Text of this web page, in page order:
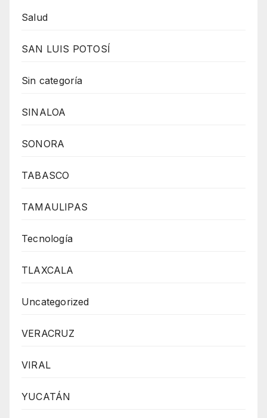
Salud
SAN LUIS POTOSÍ
Sin categoría
SINALOA
SONORA
TABASCO
TAMAULIPAS
Tecnología
TLAXCALA
Uncategorized
VERACRUZ
VIRAL
YUCATÁN